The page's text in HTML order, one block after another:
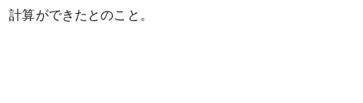
計算ができたとのこと。